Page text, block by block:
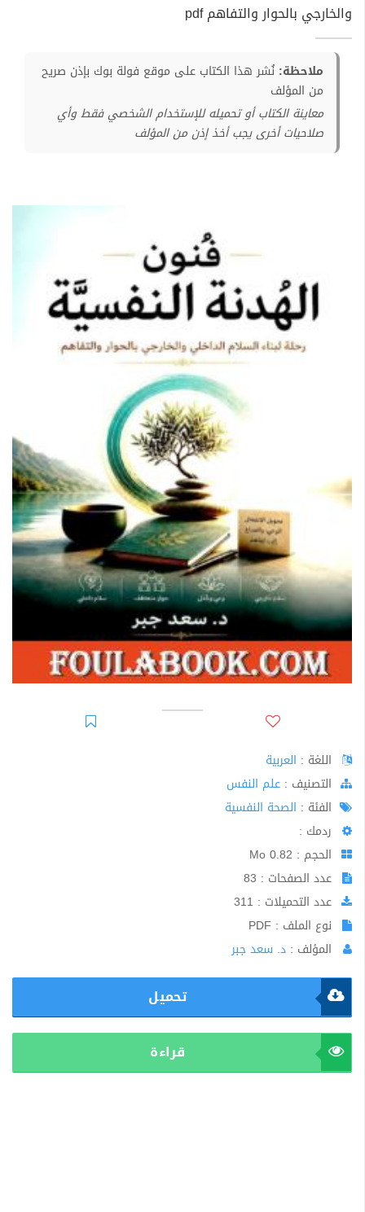
والخارجي بالحوار والتفاهم pdf
ملاحظة: نُشر هذا الكتاب على موقع فولة بوك بإذن صريح
من المؤلف
معاينة الكتاب أو تحميله للإستخدام الشخصي فقط وأي
صلاحيات أخرى يجب أخذ إذن من المؤلف
اللغة : العربية
اﻟﺘﺼﻨﻴﻒ : علم النفس
الفئة : الصحة النفسية
ردمك :
الحجم : 0.82 Mo
عدد الصفحات : 83
عدد التحميلات : 311
نوع الملف : PDF
المؤلف : د. سعد جبر
تحميل
قراءة